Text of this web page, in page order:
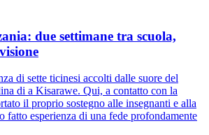
due settimane tra scuola,
di sette ticinesi accolti dalle suore del
di a Kisarawe. Qui, a contatto con la
il proprio sostegno alle insegnanti e alla
fatto esperienza di una fede profondamente